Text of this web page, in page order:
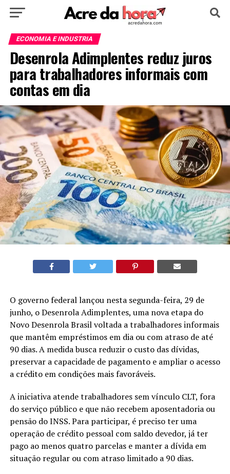
HOME POLÍTICA
EDUCAÇÃO NOTÍCIA MUNDO
ECONOMIA E INDUSTRIA
Desenrola Adimplentes reduz juros
para trabalhadores informais com
contas em dia
O governo federal lançou nesta segunda-feira, 29 de
junho, o Desenrola Adimplentes, uma nova etapa do
Novo Desenrola Brasil voltada a trabalhadores informais
que mantêm empréstimos em dia ou com atraso de até
90 dias. A medida busca reduzir o custo das dívidas,
preservar a capacidade de pagamento e ampliar o acesso
a crédito em condições mais favoráveis.
A iniciativa atende trabalhadores sem vínculo CLT, fora
do serviço público e que não recebem aposentadoria ou
pensão do INSS. Para participar, é preciso ter uma
operação de crédito pessoal com saldo devedor, já ter
pago ao menos quatro parcelas e manter a dívida em
situação regular ou com atraso limitado a 90 dias.